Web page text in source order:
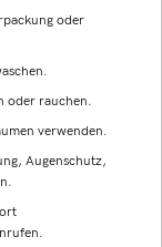
oder
oder rauchen.
verwenden.
Augenschutz,